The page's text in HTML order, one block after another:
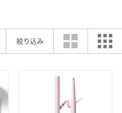
絞り込み